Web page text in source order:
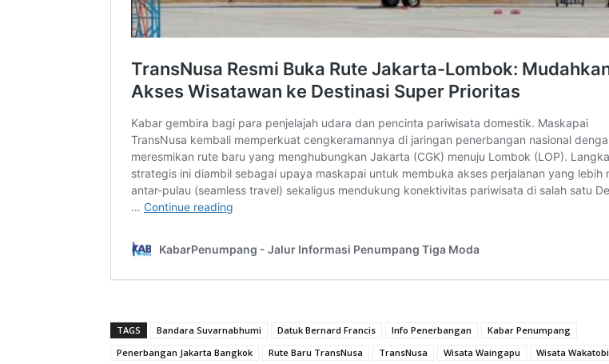
TAGS Bandara Suvarnabhumi Datuk Bernard Francis Info Penerbangan
Kabar Penumpang
Penerbangan Jakarta Bangkok
Rute Baru TransNusa TransNusa Wisata Waingapu Wisata Wakatobi